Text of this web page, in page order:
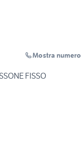
Mostra numero
FISSO